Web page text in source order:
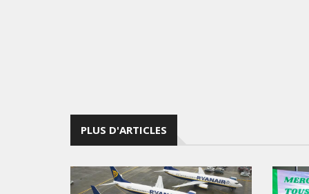
PLUS D'ARTICLES